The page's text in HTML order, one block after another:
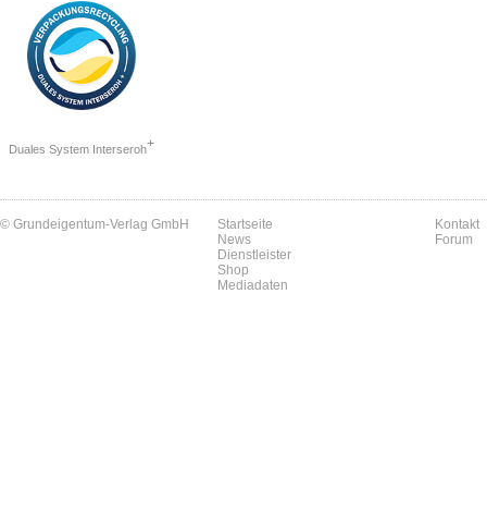
Duales System Interseroh+
© Grundeigentum-Verlag GmbH
Startseite
News
Dienstleister
Shop
Mediadaten
Kontakt
Forum